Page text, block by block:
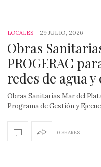
LOCALES - 29 JULIO, 2026
Obras
PROGERAC
redes de agua y
Obras Sanitarias Mar del
Programa de Gestión y
0 SHARES